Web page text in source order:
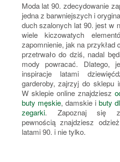
Moda lat 90. zdecydowanie
jedna z barwniejszych i
duch szalonych lat 90. jest w
wiele kiczowatych
zapomnienie, jak na przykład
przetrwało do dziś, nadal
mody powracać. Dlatego,
inspiracje latami
garderoby, zajrzyj do sklepu
W sklepie online znajdziesz
buty męskie, damskie i buty
zegarki. Zapoznaj się
pewnością znajdziesz
latami 90. i nie tylko.